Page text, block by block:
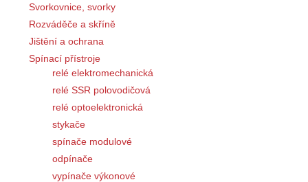
Svorkovnice, svorky
Rozváděče a skříně
Jištění a ochrana
Spínací přístroje
relé elektromechanická
relé SSR polovodičová
relé optoelektronická
stykače
spínače modulové
odpínače
vypínače výkonové